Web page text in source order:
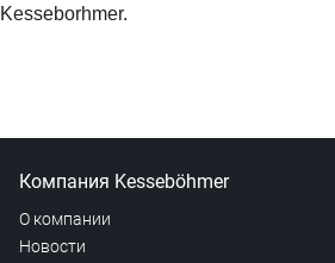
Kesseborhmer.
Компания Kesseböhmer
О компании
Новости